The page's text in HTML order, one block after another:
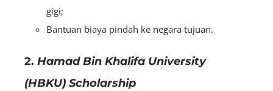
gigi;
Bantuan biaya pindah ke negara tujuan.
2. Hamad Bin Khalifa University
(HBKU) Scholarship